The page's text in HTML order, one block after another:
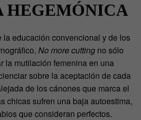
HEGEMÓNICA
la educación convencional y de los
No more cutting no sólo
la mutilación femenina en una
sobre la aceptación de cada
de los cánones que marca el
chicas sufren una baja autoestima,
que consideran perfectos.